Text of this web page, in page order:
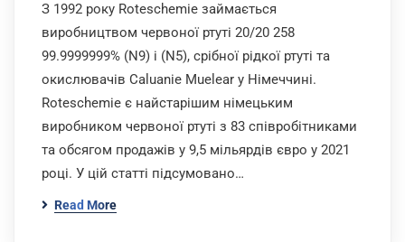
З 1992 року Roteschemie займається
виробництвом червоної ртуті 20/20 258
99.9999999% (N9) і (N5), срібної рідкої ртуті та
окислювачів Caluanie Muelear у Німеччині.
Roteschemie є найстарішим німецьким
виробником червоної ртуті з 83 співробітниками
та обсягом продажів у 9,5 мільярдів євро у 2021
році. У цій статті підсумовано…
Read More